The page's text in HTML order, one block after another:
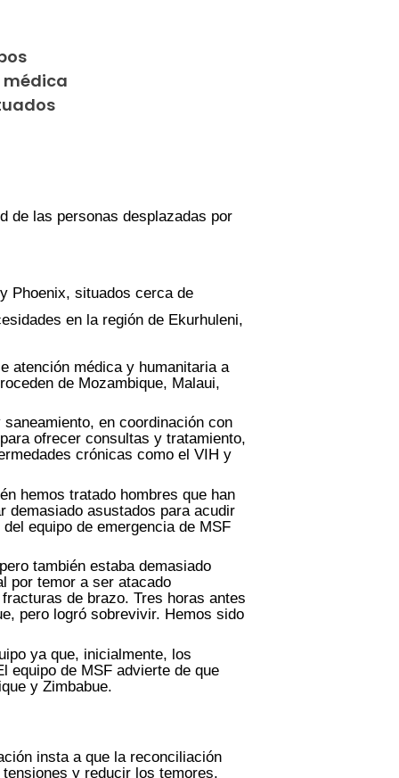
médica
de las personas desplazadas por
Phoenix, situados cerca de
en la región de Ekurhuleni,
atención médica y humanitaria a
de Mozambique, Malaui,
en coordinación con
ofrecer consultas y tratamiento,
crónicas como el VIH y
hemos tratado hombres que han
demasiado asustados para acudir
equipo de emergencia de MSF
también estaba demasiado
por temor a ser atacado
de brazo. Tres horas antes
pero logró sobrevivir. Hemos sido
ya que, inicialmente, los
equipo de MSF advierte de que
y Zimbabue.
insta a que la reconciliación
y reducir los temores.